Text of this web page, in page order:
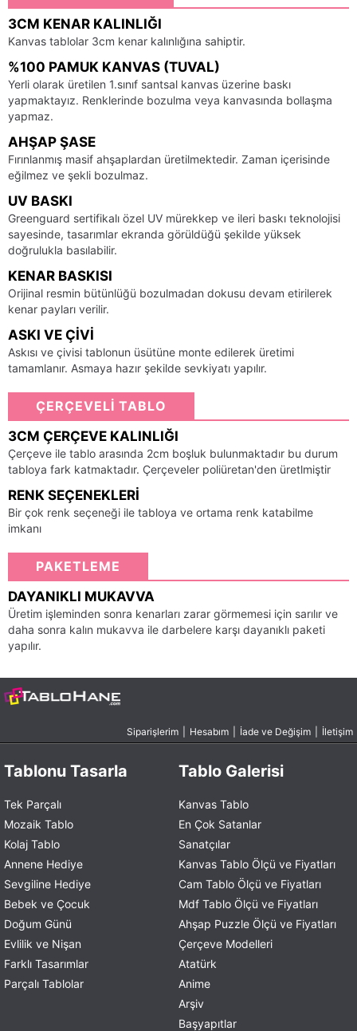
3CM KENAR KALINLIĞI
Kanvas tablolar 3cm kenar kalınlığına sahiptir.
%100 PAMUK KANVAS (TUVAL)
Yerli olarak üretilen 1.sınıf santsal kanvas üzerine baskı
yapmaktayız. Renklerinde bozulma veya kanvasında bollaşma
yapmaz.
AHŞAP ŞASE
Fırınlanmış masif ahşaplardan üretilmektedir. Zaman içerisinde
eğilmez ve şekli bozulmaz.
UV BASKI
Greenguard sertifikalı özel UV mürekkep ve ileri baskı teknolojisi
sayesinde, tasarımlar ekranda görüldüğü şekilde yüksek
doğrulukla basılabilir.
KENAR BASKISI
Orijinal resmin bütünlüğü bozulmadan dokusu devam etirilerek
kenar payları verilir.
ASKI VE ÇIVI
Askısı ve çivisi tablonun üsütüne monte edilerek üretimi
tamamlanır. Asmaya hazır şekilde sevkiyatı yapılır.
ÇERÇEVELİ TABLO
3CM ÇERÇEVE KALINLIĞI
Çerçeve ile tablo arasında 2cm boşluk bulunmaktadır bu durum
tabloya fark katmaktadır. Çerçeveler poliüretan'den üretlmiştir
RENK SEÇENEKLERI
Bir çok renk seçeneği ile tabloya ve ortama renk katabilme
imkanı
PAKETLEME
DAYANIKLI MUKAVVA
Üretim işleminden sonra kenarları zarar görmemesi için sarılır ve
daha sonra kalın mukavva ile darbelere karşı dayanıklı paketi
yapılır.
Siparişlerim Hesabım İade ve Değişim İletişim
Tablonu Tasarla
Tek Parçalı
Mozaik Tablo
Kolaj Tablo
Annene Hediye
Sevgiline Hediye
Bebek ve Çocuk
Doğum Günü
Evlilik ve Nişan
Farklı Tasarımlar
Parçalı Tablolar
Tablo Galerisi
Kanvas Tablo
En Çok Satanlar
Sanatçılar
Kanvas Tablo Ölçü ve Fiyatları
Cam Tablo Ölçü ve Fiyatları
Mdf Tablo Ölçü ve Fiyatları
Ahşap Puzzle Ölçü ve Fiyatları
Çerçeve Modelleri
Atatürk
Anime
Arşiv
Başyapıtlar